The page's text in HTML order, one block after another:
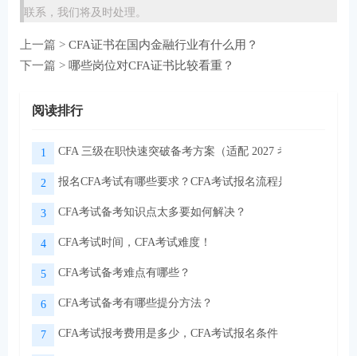
联系，我们将及时处理。
上一篇 > CFA证书在国内金融行业有什么用？
下一篇 > 哪些岗位对CFA证书比较看重？
阅读排行
1 CFA 三级在职快速突破备考方案（适配 2027 考季）
2 报名CFA考试有哪些要求？CFA考试报名流程是怎样的？
3 CFA考试备考知识点太多要如何解决？
4 CFA考试时间，CFA考试难度！
5 CFA考试备考难点有哪些？
6 CFA考试备考有哪些提分方法？
7 CFA考试报考费用是多少，CFA考试报名条件！